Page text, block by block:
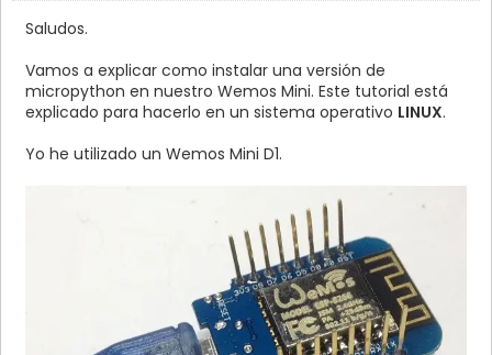
Saludos.
Vamos a explicar como instalar una versión de
micropython en nuestro Wemos Mini. Este tutorial está
explicado para hacerlo en un sistema operativo LINUX.
Yo he utilizado un Wemos Mini D1.